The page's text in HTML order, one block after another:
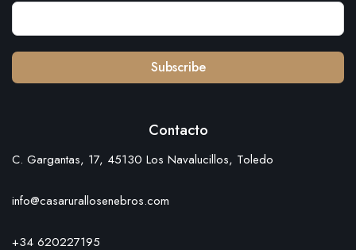
Subscribe
Contacto
C. Gargantas, 17, 45130 Los Navalucillos, Toledo
info@casarurallosenebros.com
+34 620227195